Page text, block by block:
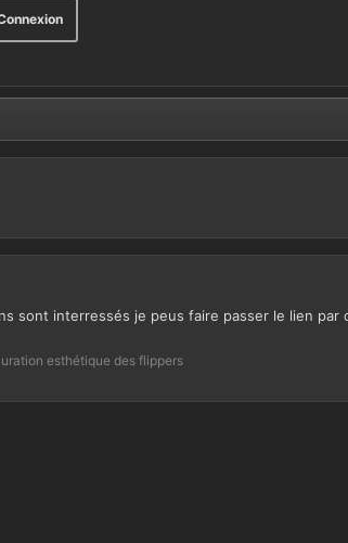
sont interressés je peus faire passer le lien
esthétique des flippers